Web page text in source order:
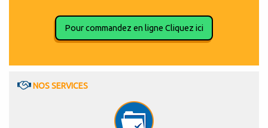
Pour commandez en ligne Cliquez ici
NOS SERVICES